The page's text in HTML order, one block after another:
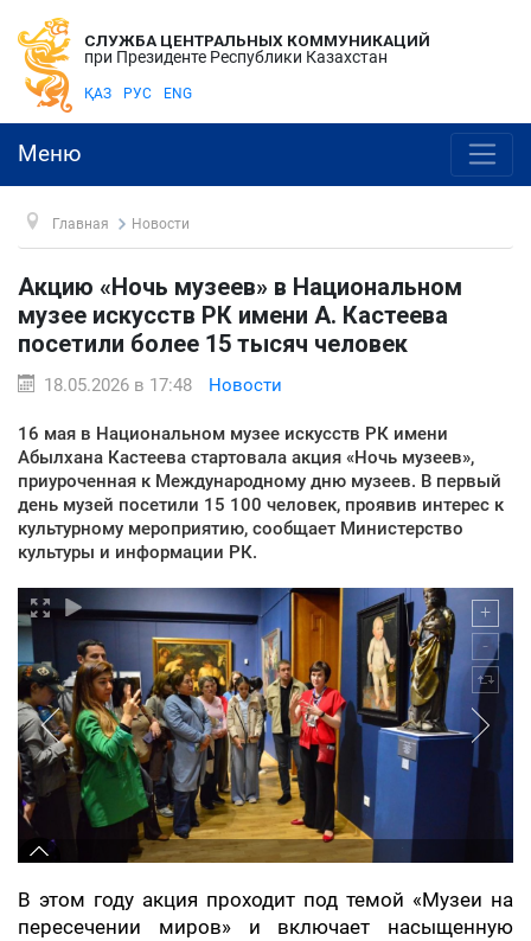
СЛУЖБА ЦЕНТРАЛЬНЫХ КОММУНИКАЦИЙ
при Президенте Республики Казахстан
ҚАЗ РУС ENG
Меню
Главная Новости
Акцию «Ночь музеев» в Национальном
музее искусств РК имени А. Кастеева
посетили более 15 тысяч человек
18.05.2026 в 17:48 Новости
16 мая в Национальном музее искусств РК имени
Абылхана Кастеева стартовала акция «Ночь музеев»,
приуроченная к Международному дню музеев. В первый
день музей посетили 15 100 человек, проявив интерес к
культурному мероприятию, сообщает Министерство
культуры и информации РК.
В этом году акция проходит под темой «Музеи на
пересечении миров» и включает насыщенную